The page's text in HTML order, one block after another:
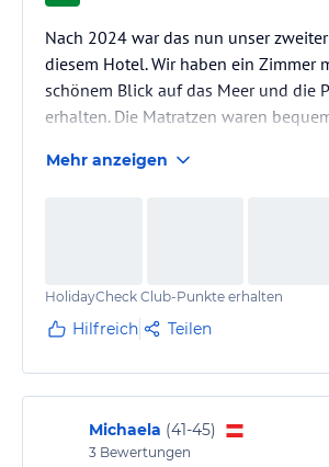
Nach 2024 war das nun unser
diesem Hotel. Wir haben ein Zimmer
schönem Blick auf das Meer und die
erhalten. Die Matratzen waren
Das Animationsteam hat tolle
und auch für die Erwachsenen
Management des Hotels war
stand für Fragen zur Verfügung. Die
liefen sehr professionell und
Auswahl der Speisen war sehr…
Mehr anzeigen
HolidayCheck Club-Punkte erhalten
Hilfreich Teilen
Michaela (41-45)
3 Bewertungen